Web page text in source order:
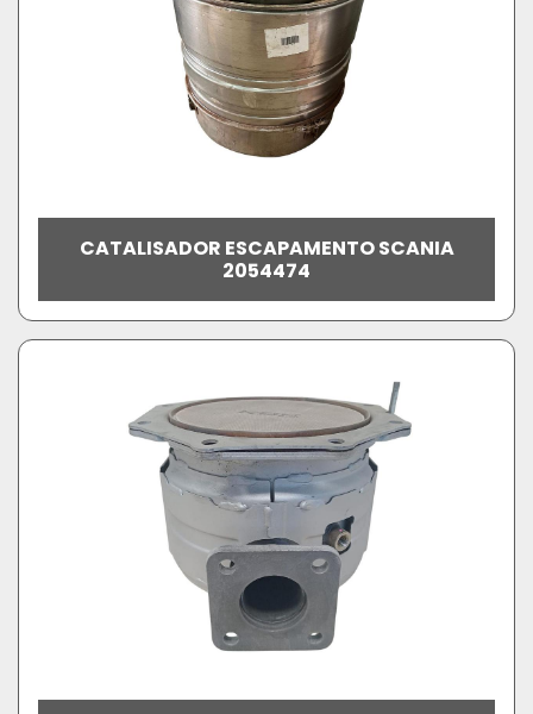
CATALISADOR ESCAPAMENTO SCANIA
2054474